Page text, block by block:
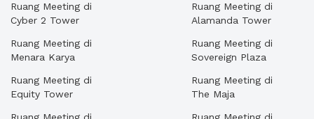
Ruang Meeting di
Cyber 2 Tower
Ruang Meeting di
Menara Karya
Ruang Meeting di
Equity Tower
Ruang Meeting di
Alamanda Tower
Ruang Meeting di
Sovereign Plaza
Ruang Meeting di
The Maja